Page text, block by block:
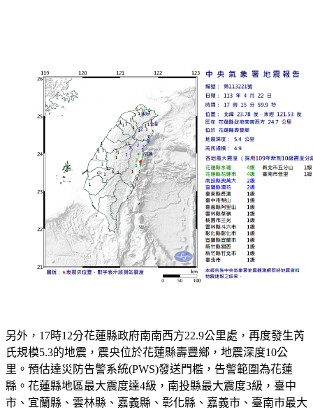
另外，17時12分花蓮縣政府南南西方22.9公里處，再度發生芮
氏規模5.3的地震，震央位於花蓮縣壽豐鄉，地震深度10公
里。預估達災防告警系統(PWS)發送門檻，告警範圍為花蓮
縣。花蓮縣地區最大震度達4級，南投縣最大震度3級，臺中
市、宜蘭縣、雲林縣、嘉義縣、彰化縣、嘉義市、臺南市最大